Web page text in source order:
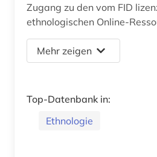
Zugang zu den vom FID
ethnologischen Online-
Mehr zeigen
Top-Datenbank in:
Ethnologie